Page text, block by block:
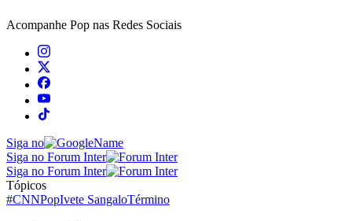
Acompanhe Pop nas Redes Sociais
Siga no
Siga no Forum Inter
Siga no Forum Inter
Tópicos
#CNNPopIvete SangaloTérmino